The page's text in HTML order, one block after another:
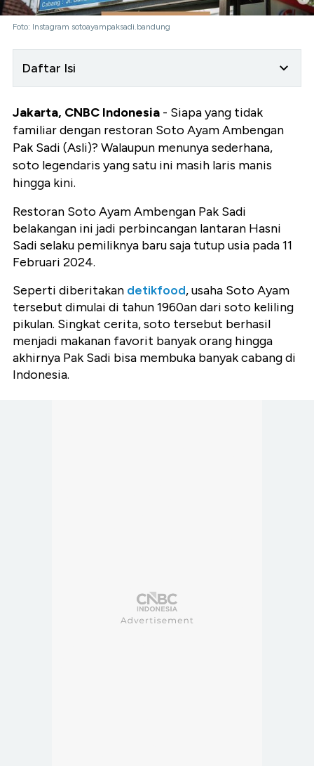
Foto: Instagram sotoayampaksadi.bandung
Daftar Isi
Jakarta, CNBC Indonesia - Siapa yang tidak
familiar dengan restoran Soto Ayam Ambengan
Pak Sadi (Asli)? Walaupun menunya sederhana,
soto legendaris yang satu ini masih laris manis
hingga kini.
Restoran Soto Ayam Ambengan Pak Sadi
belakangan ini jadi perbincangan lantaran Hasni
Sadi selaku pemiliknya baru saja tutup usia pada 11
Februari 2024.
Seperti diberitakan detikfood, usaha Soto Ayam
tersebut dimulai di tahun 1960an dari soto keliling
pikulan. Singkat cerita, soto tersebut berhasil
menjadi makanan favorit banyak orang hingga
akhirnya Pak Sadi bisa membuka banyak cabang di
Indonesia.